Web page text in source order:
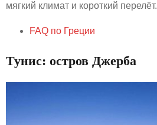
мягкий климат и короткий перелёт.
FAQ по Греции
Тунис: остров Джерба